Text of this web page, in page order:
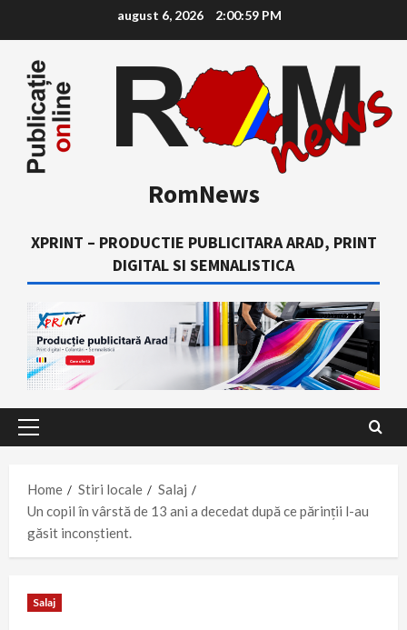
content
august 6, 2026 2:01:00 PM
RomNews
XPRINT – PRODUCTIE PUBLICITARA ARAD, PRINT
DIGITAL SI SEMNALISTICA
Primary
Home
Stiri locale
Salaj
Un copil în vârstă de 13 ani a decedat după ce părinţii l-au
găsit inconştient.
Salaj